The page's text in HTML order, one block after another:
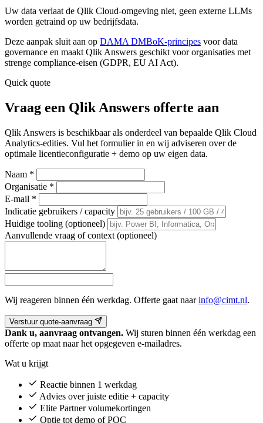
Uw data verlaat de Qlik Cloud-omgeving niet, geen externe LLMs
worden getraind op uw bedrijfsdata.
Deze aanpak sluit aan op DAMA DMBoK-principes voor data
governance en maakt Qlik Answers geschikt voor organisaties met
strenge compliance-eisen (GDPR, EU AI Act).
Quick quote
Vraag een Qlik Answers offerte aan
Qlik Answers is beschikbaar als onderdeel van bepaalde Qlik Cloud
Analytics-edities. Vul het formulier in en wij adviseren over de
optimale licentieconfiguratie + demo op uw eigen data.
Naam *
Organisatie *
E-mail *
Indicatie gebruikers / capacity
Huidige tooling (optioneel)
Aanvullende vraag of context (optioneel)
Wij reageren binnen één werkdag. Offerte gaat naarinfo@cimt.nl.
Verstuur quote-aanvraag
Dank u, aanvraag ontvangen. Wij sturen binnen één werkdag een
offerte op maat naar het opgegeven e-mailadres.
Wat u krijgt
Reactie binnen 1 werkdag
Advies over juiste editie + capacity
Elite Partner volumekortingen
Optie tot demo of POC